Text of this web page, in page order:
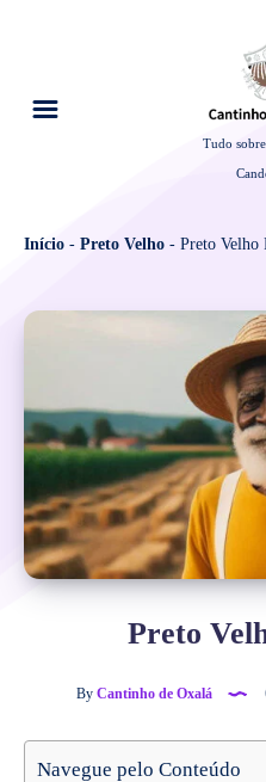
Tudo
Início - Preto Velho - Preto Velho
Preto
By Cantinho de Oxalá
Navegue pelo Conteúdo